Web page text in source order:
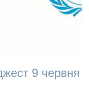
9 червня